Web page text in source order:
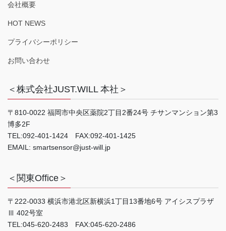
会社概要
HOT NEWS
プライバシーポリシー
お問い合わせ
＜株式会社JUST.WILL 本社＞
〒810-0022 福岡市中央区薬院2丁目2番24号 チサンマンション第3
博多2F
TEL:092-401-1424 FAX:092-401-1425
EMAIL: smartsensor@just-will.jp
＜関東Office＞
〒222-0033 横浜市港北区新横浜1丁目13番地6号 アイシスプラザ
Ⅲ 402号室
TEL:045-620-2483 FAX:045-620-2486